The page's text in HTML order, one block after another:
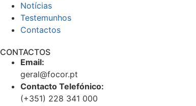
Notícias
Testemunhos
Contactos
CONTACTOS
Email:
geral@focor.pt
Contacto Telefónico:
(+351) 228 341 000